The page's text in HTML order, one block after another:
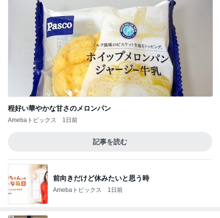
程好い華やかな甘さのメロンパン
Amebaトピックス 1日前
記事を読む
前向きだけど休みたいと思う時
Amebaトピックス 1日前